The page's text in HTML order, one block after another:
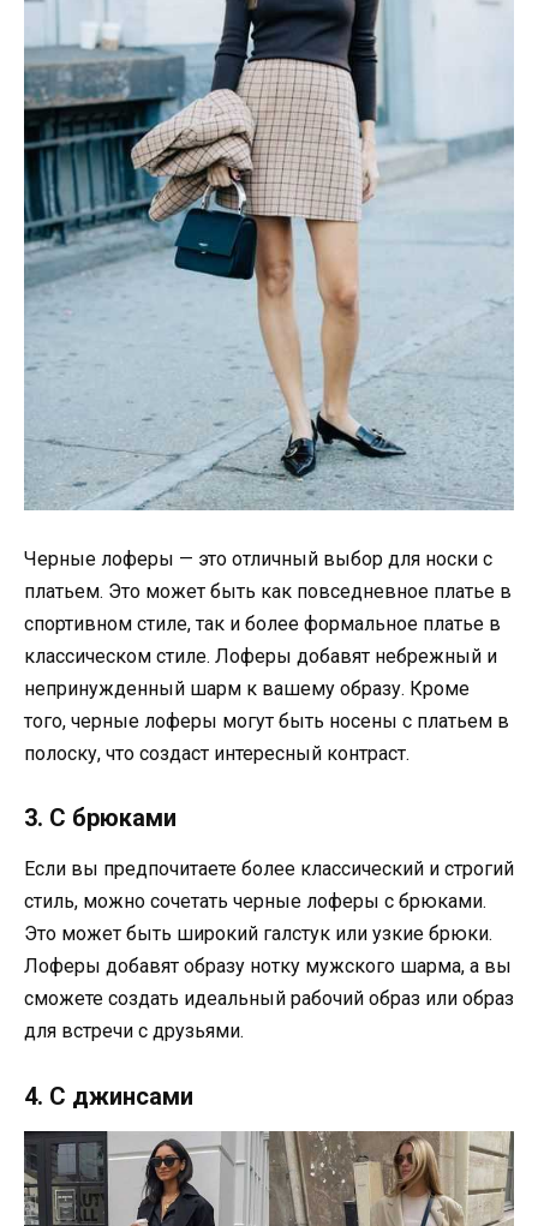
Черные лоферы — это отличный выбор для носки с
платьем. Это может быть как повседневное платье в
спортивном стиле, так и более формальное платье в
классическом стиле. Лоферы добавят небрежный и
непринужденный шарм к вашему образу. Кроме
того, черные лоферы могут быть носены с платьем в
полоску, что создаст интересный контраст.
3. С брюками
Если вы предпочитаете более классический и строгий
стиль, можно сочетать черные лоферы с брюками.
Это может быть широкий галстук или узкие брюки.
Лоферы добавят образу нотку мужского шарма, а вы
сможете создать идеальный рабочий образ или образ
для встречи с друзьями.
4. С джинсами